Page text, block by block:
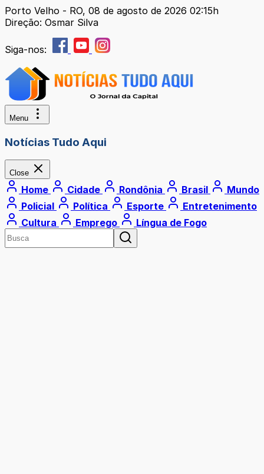
Porto Velho - RO, 08 de agosto de 2026 02:15h
Direção: Osmar Silva
Siga-nos:
Menu
Notícias Tudo Aqui
Close
Home Cidade Rondônia Brasil
Mundo
Policial
Política Esporte
Entretenimento
Cultura
Emprego Língua de Fogo